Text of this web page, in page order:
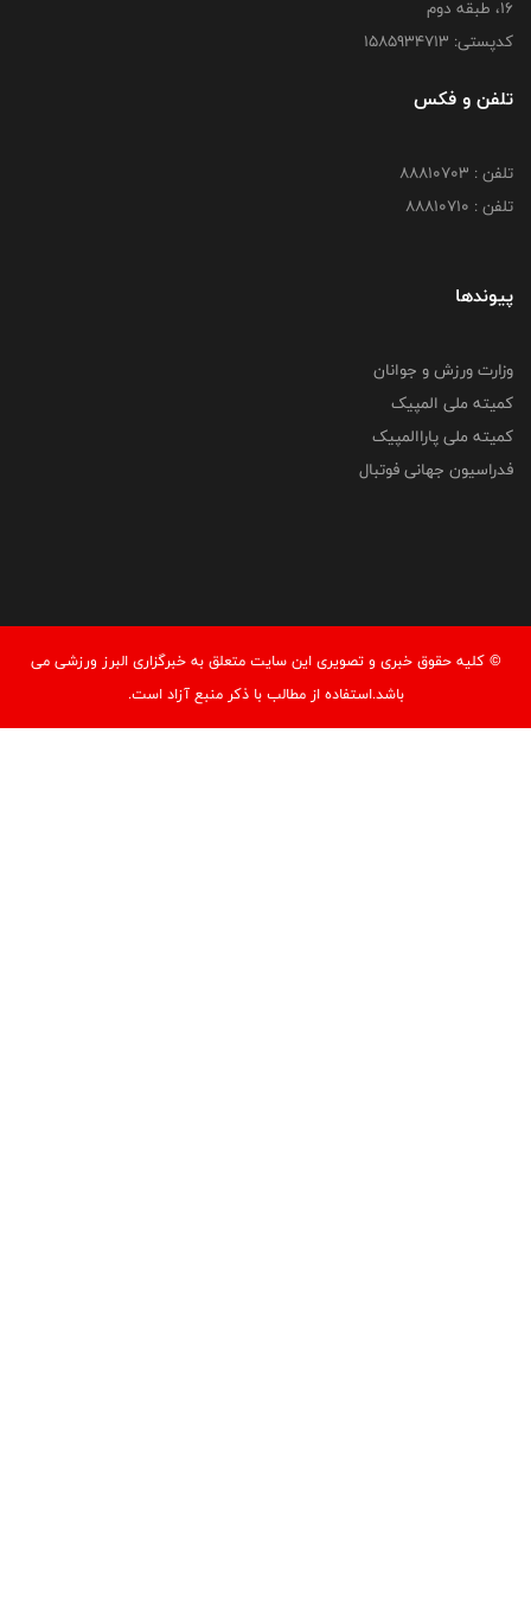
16، طبقه دوم
کدپستی: 1585934713
تلفن و فکس
تلفن : 88810703
تلفن : 88810710
پیوندها
وزارت ورزش و جوانان
کمیته ملی المپیک
کمیته ملی پاراالمپیک
فدراسیون جهانی فوتبال
© کليه حقوق خبری و تصويری اين سايت متعلق به خبرگزاری البرز ورزشی می
باشد.استفاده از مطالب با ذكر منبع آزاد است.